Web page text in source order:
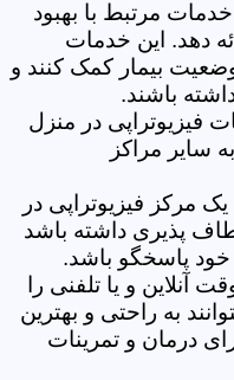
مرتبط با بهبود
دهد. این خدمات
وضعیت بیمار کمک کنند و
باشند.
در منزل
سایر مراکز
مرکز فیزیوتراپی در
پذیری داشته باشد
خود پاسخگو باشد.
آنلاین و یا تلفنی را
به راحتی و بهترین
درمان و تمرینات